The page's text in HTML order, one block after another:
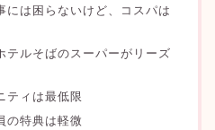
は困らないけど、コスパは
ルそばのスーパーがリーズ
ィは最低限
特典は軽微